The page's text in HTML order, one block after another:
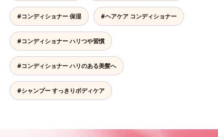
#コンディショナー 保湿 #ヘアケア コンディショナー
#コンディショナー ハリつや習慣
#コンディショナー ハリのある美髪へ
#シャンプー すっきりボディケア